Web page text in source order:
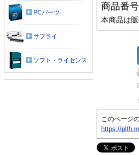
商品番号
本商品は
このページの
https://
PCパーツ
サプライ
ソフト・ライセンス